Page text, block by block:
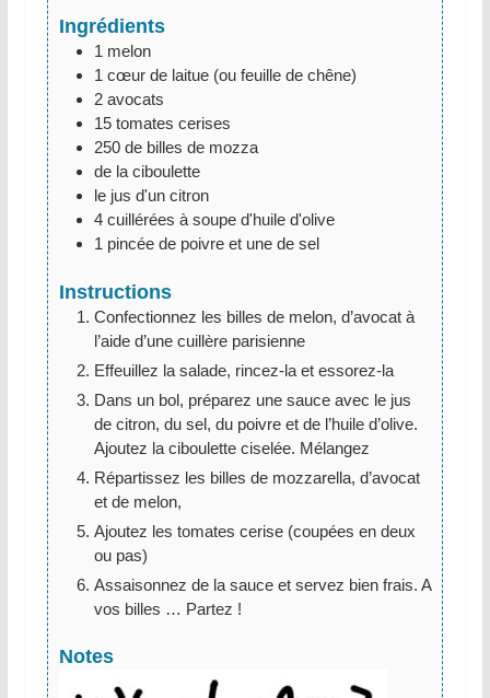
Ingrédients
1 melon
1 cœur de laitue (ou feuille de chêne)
2 avocats
15 tomates cerises
250 de billes de mozza
de la ciboulette
le jus d'un citron
4 cuillérées à soupe d'huile d'olive
1 pincée de poivre et une de sel
Instructions
Confectionnez les billes de melon, d’avocat à
l’aide d’une cuillère parisienne
Effeuillez la salade, rincez-la et essorez-la
Dans un bol, préparez une sauce avec le jus
de citron, du sel, du poivre et de l’huile d’olive.
Ajoutez la ciboulette ciselée. Mélangez
Répartissez les billes de mozzarella, d’avocat
et de melon,
Ajoutez les tomates cerise (coupées en deux
ou pas)
Assaisonnez de la sauce et servez bien frais. A
vos billes … Partez !
Notes